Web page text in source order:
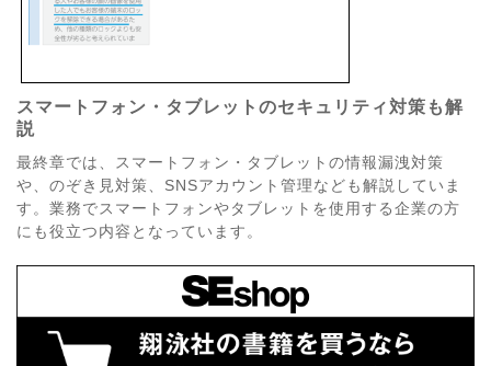
スマートフォン・タブレットのセキュリティ対策も解
説
最終章では、スマートフォン・タブレットの情報漏洩対策
や、のぞき見対策、SNSアカウント管理なども解説していま
す。業務でスマートフォンやタブレットを使用する企業の方
にも役立つ内容となっています。